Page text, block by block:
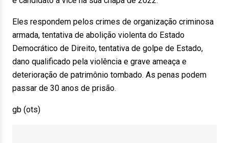
Eles respondem pelos crimes de organização criminosa
armada, tentativa de abolição violenta do Estado
Democrático de Direito, tentativa de golpe de Estado,
dano qualificado pela violência e grave ameaça e
deterioração de patrimônio tombado. As penas podem
passar de 30 anos de prisão.
gb (ots)